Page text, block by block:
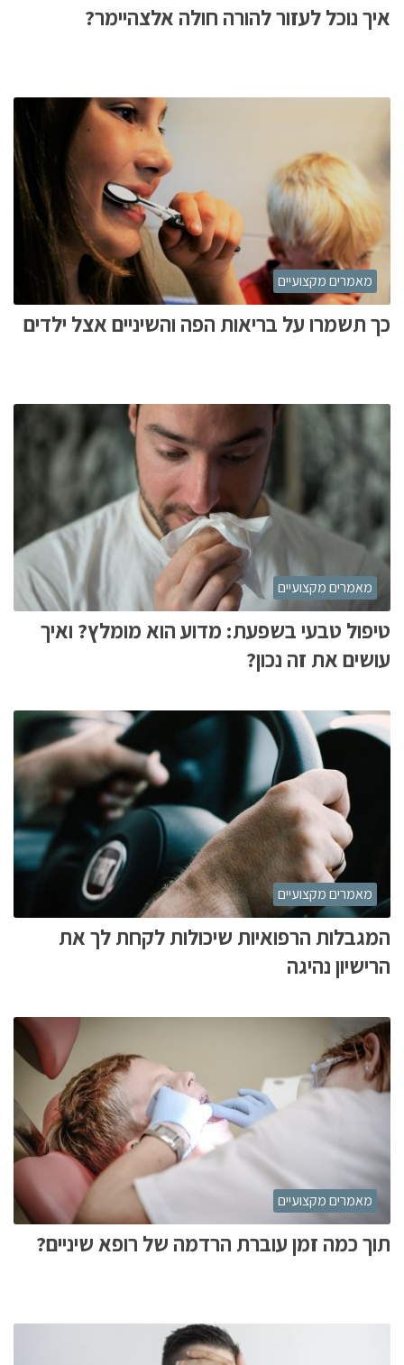
איך נוכל לעזור להורה חולה אלצהיימר?
מאמרים מקצועיים
כך תשמרו על בריאות הפה והשיניים אצל ילדים
מאמרים מקצועיים
טיפול טבעי בשפעת: מדוע הוא מומלץ? ואיך
עושים את זה נכון?
מאמרים מקצועיים
המגבלות הרפואיות שיכולות לקחת לך את
הרישיון נהיגה
מאמרים מקצועיים
תוך כמה זמן עוברת הרדמה של רופא שיניים?